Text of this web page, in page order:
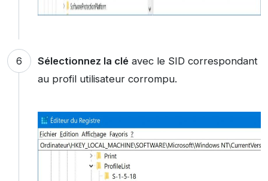
Sélectionnez la cléavec le SID correspondant
au profil utilisateur corrompu.